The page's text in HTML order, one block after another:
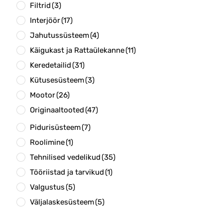
Filtrid(3)
Interjöör(17)
Jahutussüsteem(4)
Käigukast ja Rattaülekanne(11)
Keredetailid(31)
Kütusesüsteem(3)
Mootor(26)
Originaaltooted(47)
Pidurisüsteem(7)
Roolimine(1)
Tehnilised vedelikud(35)
Tööriistad ja tarvikud(1)
Valgustus(5)
Väljalaskesüsteem(5)